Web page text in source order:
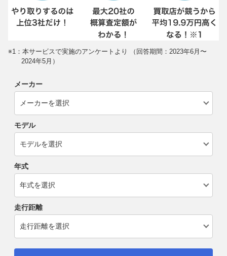
※1：本サービスで実施のアンケートより （回答期間：2023年6月〜
2024年5月）
メーカー
モデル
年式
走行距離